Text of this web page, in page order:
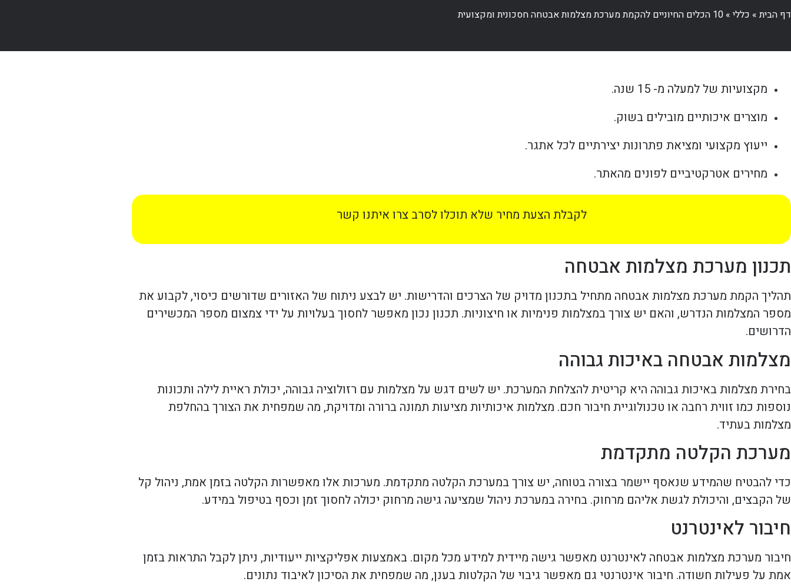
דף הבית» כללי » 10 הכלים החיוניים להקמת מערכת מצלמות אבטחה חסכונית ומקצועית
מקצועיות של למעלה מ- 15 שנה.
מוצרים איכותיים מובילים בשוק.
ייעוץ מקצועי ומציאת פתרונות יצירתיים לכל אתגר.
מחירים אטרקטיביים לפונים מהאתר.
לקבלת הצעת מחיר שלא תוכלו לסרב צרו איתנו קשר
תכנון מערכת מצלמות אבטחה
תהליך הקמת מערכת מצלמות אבטחה מתחיל בתכנון מדויק של הצרכים והדרישות. יש לבצע ניתוח של האזורים שדורשים כיסוי, לקבוע את
מספר המצלמות הנדרש, והאם יש צורך במצלמות פנימיות או חיצוניות. תכנון נכון מאפשר לחסוך בעלויות על ידי צמצום מספר המכשירים
הדרושים.
מצלמות אבטחה באיכות גבוהה
בחירת מצלמות באיכות גבוהה היא קריטית להצלחת המערכת. יש לשים דגש על מצלמות עם רזולוציה גבוהה, יכולת ראיית לילה ותכונות
נוספות כמו זווית רחבה או טכנולוגיית חיבור חכם. מצלמות איכותיות מציעות תמונה ברורה ומדויקת, מה שמפחית את הצורך בהחלפת
מצלמות בעתיד.
מערכת הקלטה מתקדמת
כדי להבטיח שהמידע שנאסף יישמר בצורה בטוחה, יש צורך במערכת הקלטה מתקדמת. מערכות אלו מאפשרות הקלטה בזמן אמת, ניהול קל
של הקבצים, והיכולת לגשת אליהם מרחוק. בחירה במערכת ניהול שמציעה גישה מרחוק יכולה לחסוך זמן וכסף בטיפול במידע.
חיבור לאינטרנט
חיבור מערכת מצלמות אבטחה לאינטרנט מאפשר גישה מיידית למידע מכל מקום. באמצעות אפליקציות ייעודיות, ניתן לקבל התראות בזמן
אמת על פעילות חשודה. חיבור אינטרנטי גם מאפשר גיבוי של הקלטות בענן, מה שמפחית את הסיכון לאיבוד נתונים.